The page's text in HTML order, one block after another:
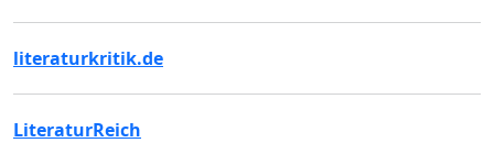
literaturkritik.de
LiteraturReich